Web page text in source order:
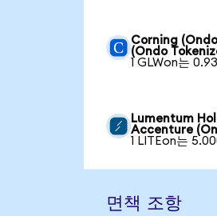
Corning
(Ondo
1 GLWon는
Lumentum
Accenture
1 LITEon는
면책 조항